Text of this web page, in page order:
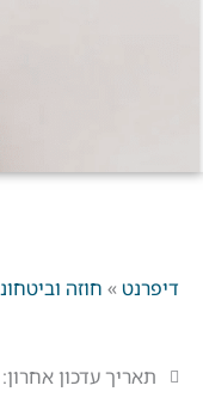
דיפרנט» חוזה
תאריך עדכון אחרון: